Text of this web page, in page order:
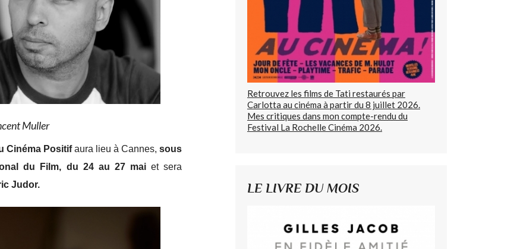
Muller
Cinéma Positifaura lieu à Cannes, sous
du Film, du 24 au 27 maiet sera
Judor.
Retrouvez les films de Tati restaurés par
Carlotta au cinéma à partir du 8 juillet 2026.
Mes critiques dans mon compte-rendu du
Festival La Rochelle Cinéma 2026.
LE LIVRE DU MOIS